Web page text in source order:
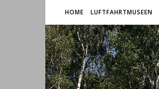
HOME LUFTFAHRTMUSEEN